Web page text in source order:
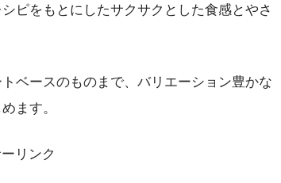
ピをもとにしたサクサクとした食感とやさ
ベースのものまで、バリエーション豊かな
ます。
リンク